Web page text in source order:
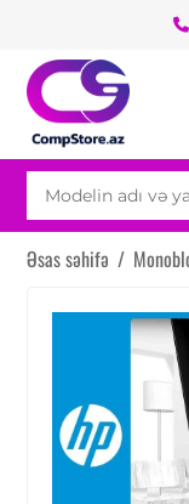
Əsas səhifə /